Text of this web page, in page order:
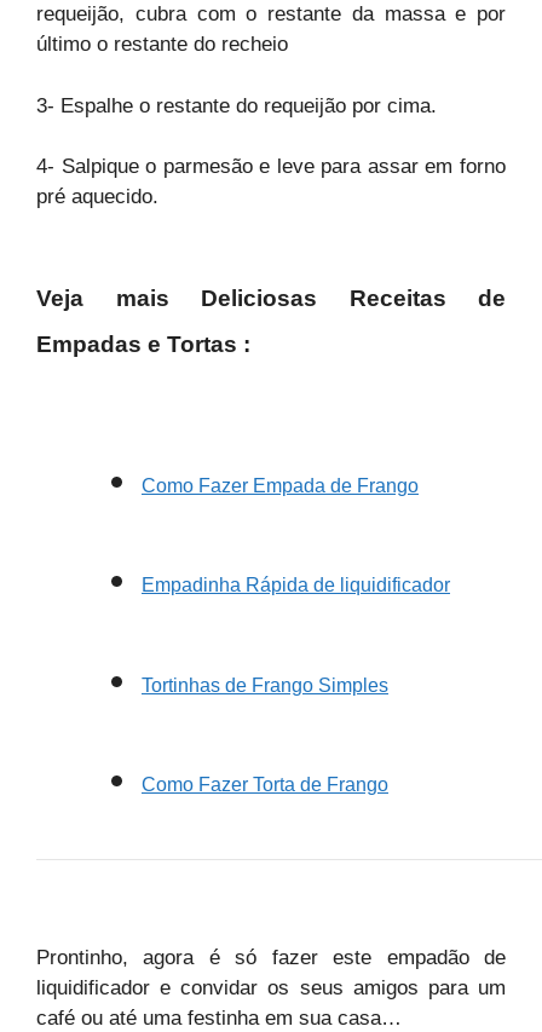
requeijão, cubra com o restante da massa e por
último o restante do recheio
3- Espalhe o restante do requeijão por cima.
4- Salpique o parmesão e leve para assar em forno
pré aquecido.
Veja mais Deliciosas Receitas de
Empadas e Tortas :
Como Fazer Empada de Frango
Empadinha Rápida de liquidificador
Tortinhas de Frango Simples
Como Fazer Torta de Frango
Prontinho, agora é só fazer este empadão de
liquidificador e convidar os seus amigos para um
café ou até uma festinha em sua casa…